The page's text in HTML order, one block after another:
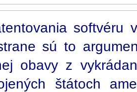
softvéru
sú to
obavy z
štátoch